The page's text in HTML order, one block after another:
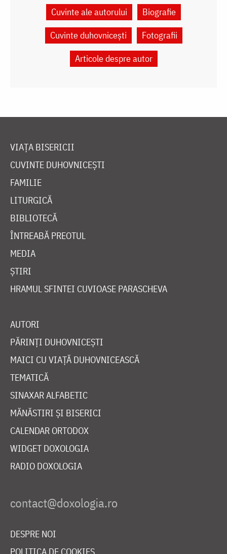
Cuvinte ale autorului
Biografie
Cuvinte duhovnicești
Fotografii
Articole despre autor
VIAȚA BISERICII
CUVINTE DUHOVNICEȘTI
FAMILIE
LITURGICĂ
BIBLIOTECĂ
ÎNTREABĂ PREOTUL
MEDIA
ȘTIRI
HRAMUL SFINTEI CUVIOASE PARASCHEVA
AUTORI
PĂRINȚI DUHOVNICEȘTI
MAICI CU VIAȚĂ DUHOVNICEASCĂ
TEMATICĂ
SINAXAR ALFABETIC
MĂNĂSTIRI ȘI BISERICI
CALENDAR ORTODOX
WIDGET DOXOLOGIA
RADIO DOXOLOGIA
DESPRE NOI